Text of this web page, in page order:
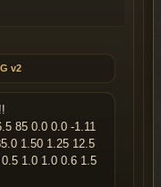
v2
85 0.0 0.0 -1.11
1.50 1.25 12.5
1.0 1.0 0.6 1.5